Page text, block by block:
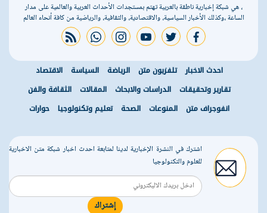
، هي شبكة إخبارية ناطقة بالعربية تهتم بمستجدات الأحداث العربية والعالمية على مدار
الساعة ،وكذلك الأخبار السياسية، والاقتصادية، والثقافية، والرياضية من كافة أنحاء العالم
facebook
twitter
youtube
instagram
whatsapp
rss feed
احدث الاخبار تلفزيون متن الرياضة السياسة
الاقتصاد
تقارير وتحقيقات
الدراسات والابحاث المقالات
الثقافة والفن
انفوجراف متن
المنوعات الصحة تعليم وتكنولوجيا حوارات
اشترك في النشرة الإخبارية لدينا لمتابعة احدث اخبار شبكة متن الاخبارية
للعلوم والتكنولوجيا
إشتراك